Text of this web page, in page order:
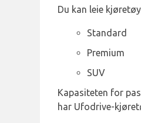
Du kan leie
Standard
Premium
SUV
Kapasiteten for
har Ufodrive-